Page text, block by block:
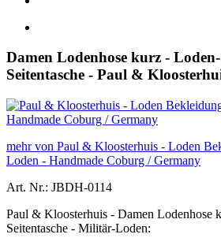
Damen Lodenhose kurz -
Seitentasche - Paul &
mehr von Paul & Kloosterhuis - Loden
Loden - Handmade Coburg / Germany
Art. Nr.: JBDH-0114
Paul & Kloosterhuis - Damen Lodenhose
Seitentasche - Militär-Loden: